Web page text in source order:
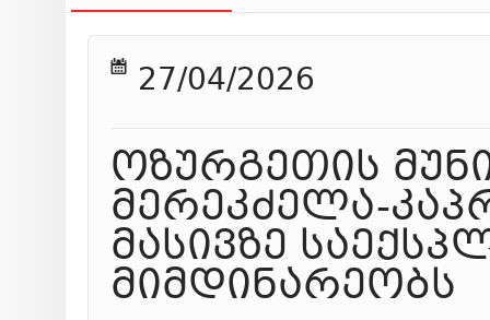
27/04/2026
ოზურგეთის
მერეკძელა-
მასივზე
მიმდინარეობს